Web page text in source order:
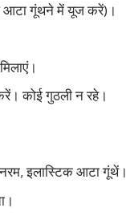
आटा गूंथने में यूज करें)।
कोई गुठली न रहे।
इलास्टिक आटा गूंथें।